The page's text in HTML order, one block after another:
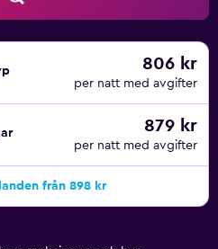
806 kr
per natt med avgifter
879 kr
per natt med avgifter
från 898 kr